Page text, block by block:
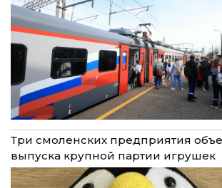
Три смоленских предприятия
выпуска крупной партии игрушек